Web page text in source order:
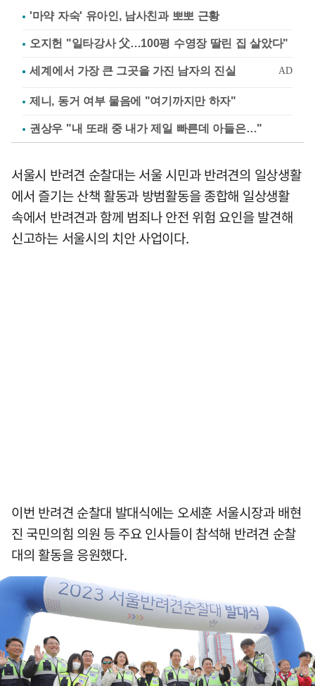
'마약 자숙' 유아인, 남사친과 뽀뽀 근황
오지헌 "일타강사 父…100평 수영장 딸린 집 살았다"
제니, 동거 여부 물음에 "여기까지만 하자"
권상우 "내 또래 중 내가 제일 빠른데 아들은…"
서울시 반려견 순찰대는 서울 시민과 반려견의 일상생활
에서 즐기는 산책 활동과 방범활동을 종합해 일상생활
속에서 반려견과 함께 범죄나 안전 위험 요인을 발견해
신고하는 서울시의 치안 사업이다.
이번 반려견 순찰대 발대식에는 오세훈 서울시장과 배현
진 국민의힘 의원 등 주요 인사들이 참석해 반려견 순찰
대의 활동을 응원했다.